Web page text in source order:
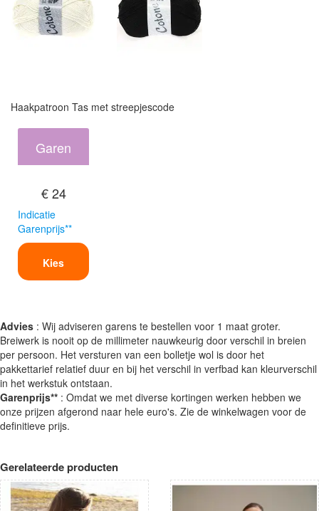
Haakpatroon Tas met streepjescode
Garen
€ 24
Indicatie
Garenprijs**
Kies
Advies : Wij adviseren garens te bestellen voor 1 maat groter.
Breiwerk is nooit op de millimeter nauwkeurig door verschil in breien
per persoon. Het versturen van een bolletje wol is door het
pakkettarief relatief duur en bij het verschil in verfbad kan kleurverschil
in het werkstuk ontstaan.
Garenprijs** : Omdat we met diverse kortingen werken hebben we
onze prijzen afgerond naar hele euro's. Zie de winkelwagen voor de
definitieve prijs.
Gerelateerde producten